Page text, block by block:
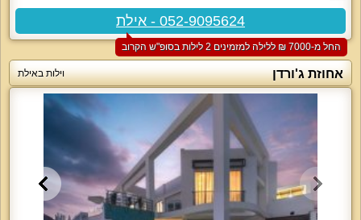
052-9095624 - אילת
החל מ-‏7000 ₪ ללילה למזמינים 2 לילות בסופ"ש הקרוב
אחוזת ג'ורדן וילות באילת